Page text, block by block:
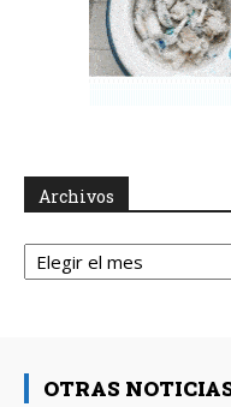
Archivos
Archivos
OTRAS